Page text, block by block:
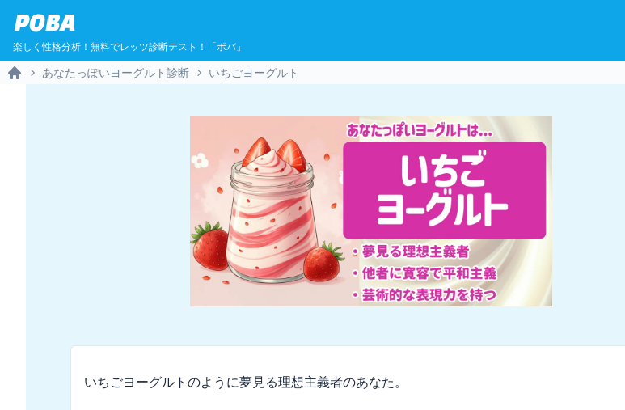
POBA
楽しく性格分析！無料でレッツ診断テスト！「ポバ」
あなたっぽいヨーグルト診断 いちごヨーグルト
いちごヨーグルトのように夢見る理想主義者のあなた。